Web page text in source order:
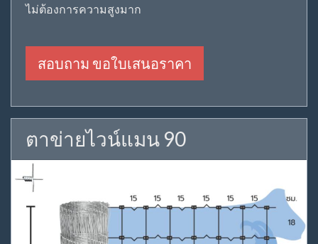
ไม่ต้องการความสูงมาก
สอบถาม ขอใบเสนอราคา
ตาข่ายไวน์แมน 90